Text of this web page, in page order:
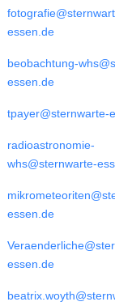
essen.de
beobachtung-
essen.de
tpayer@sternwarte-
radioastronomie-
whs@sternwarte-
essen.de
essen.de